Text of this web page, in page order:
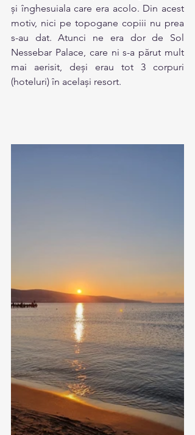
și înghesuiala care era acolo. Din acest
motiv, nici pe topogane copiii nu prea
s-au dat. Atunci ne era dor de Sol
Nessebar Palace, care ni s-a părut mult
mai aerisit, deși erau tot 3 corpuri
(hoteluri) în același resort.